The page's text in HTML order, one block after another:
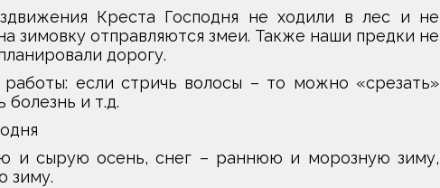
Креста Господня не ходили в лес и не
зимовку отправляются змеи. Также наши предки не
дорогу.
если стричь волосы – то можно «срезать»
и т.д.
и сырую осень, снег – раннюю и морозную зиму,
зиму.